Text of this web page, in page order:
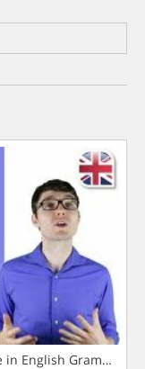
in English Grammar